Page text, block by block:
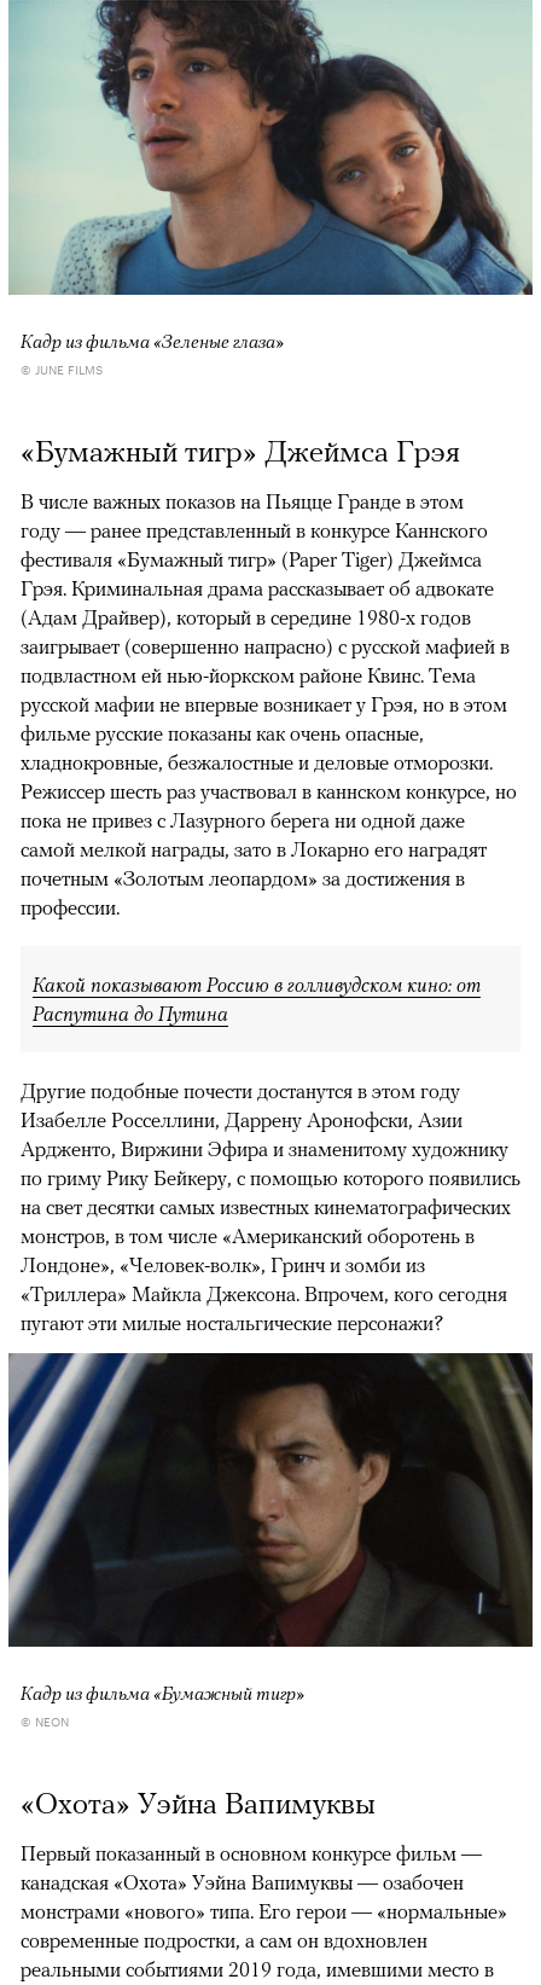
Кадр из фильма «Зеленые глаза»
© JUNE FILMS
«Бумажный тигр» Джеймса Грэя
В числе важных показов на Пьяцце Гранде в этом
году — ранее представленный в конкурсе Каннского
фестиваля «Бумажный тигр» (Paper Tiger) Джеймса
Грэя. Криминальная драма рассказывает об адвокате
(Адам Драйвер), который в середине 1980-х годов
заигрывает (совершенно напрасно) с русской мафией в
подвластном ей нью-йоркском районе Квинс. Тема
русской мафии не впервые возникает у Грэя, но в этом
фильме русские показаны как очень опасные,
хладнокровные, безжалостные и деловые отморозки.
Режиссер шесть раз участвовал в каннском конкурсе, но
пока не привез с Лазурного берега ни одной даже
самой мелкой награды, зато в Локарно его наградят
почетным «Золотым леопардом» за достижения в
профессии.
Какой показывают Россию в голливудском кино: от
Распутина до Путина
Другие подобные почести достанутся в этом году
Изабелле Росселлини, Даррену Аронофски, Азии
Ардженто, Виржини Эфира и знаменитому художнику
по гриму Рику Бейкеру, с помощью которого появились
на свет десятки самых известных кинематографических
монстров, в том числе «Американский оборотень в
Лондоне», «Человек-волк», Гринч и зомби из
«Триллера» Майкла Джексона. Впрочем, кого сегодня
пугают эти милые ностальгические персонажи?
Кадр из фильма «Бумажный тигр»
© NEON
«Охота» Уэйна Вапимуквы
Первый показанный в основном конкурсе фильм —
канадская «Охота» Уэйна Вапимуквы — озабочен
монстрами «нового» типа. Его герои — «нормальные»
современные подростки, а сам он вдохновлен
реальными событиями 2019 года, имевшими место в